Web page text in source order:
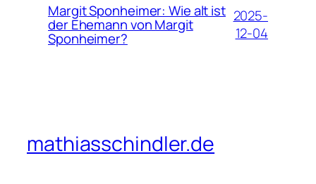
Margit Sponheimer: Wie alt ist
der Ehemann von Margit
Sponheimer?
2025-
12-04
mathiasschindler.de